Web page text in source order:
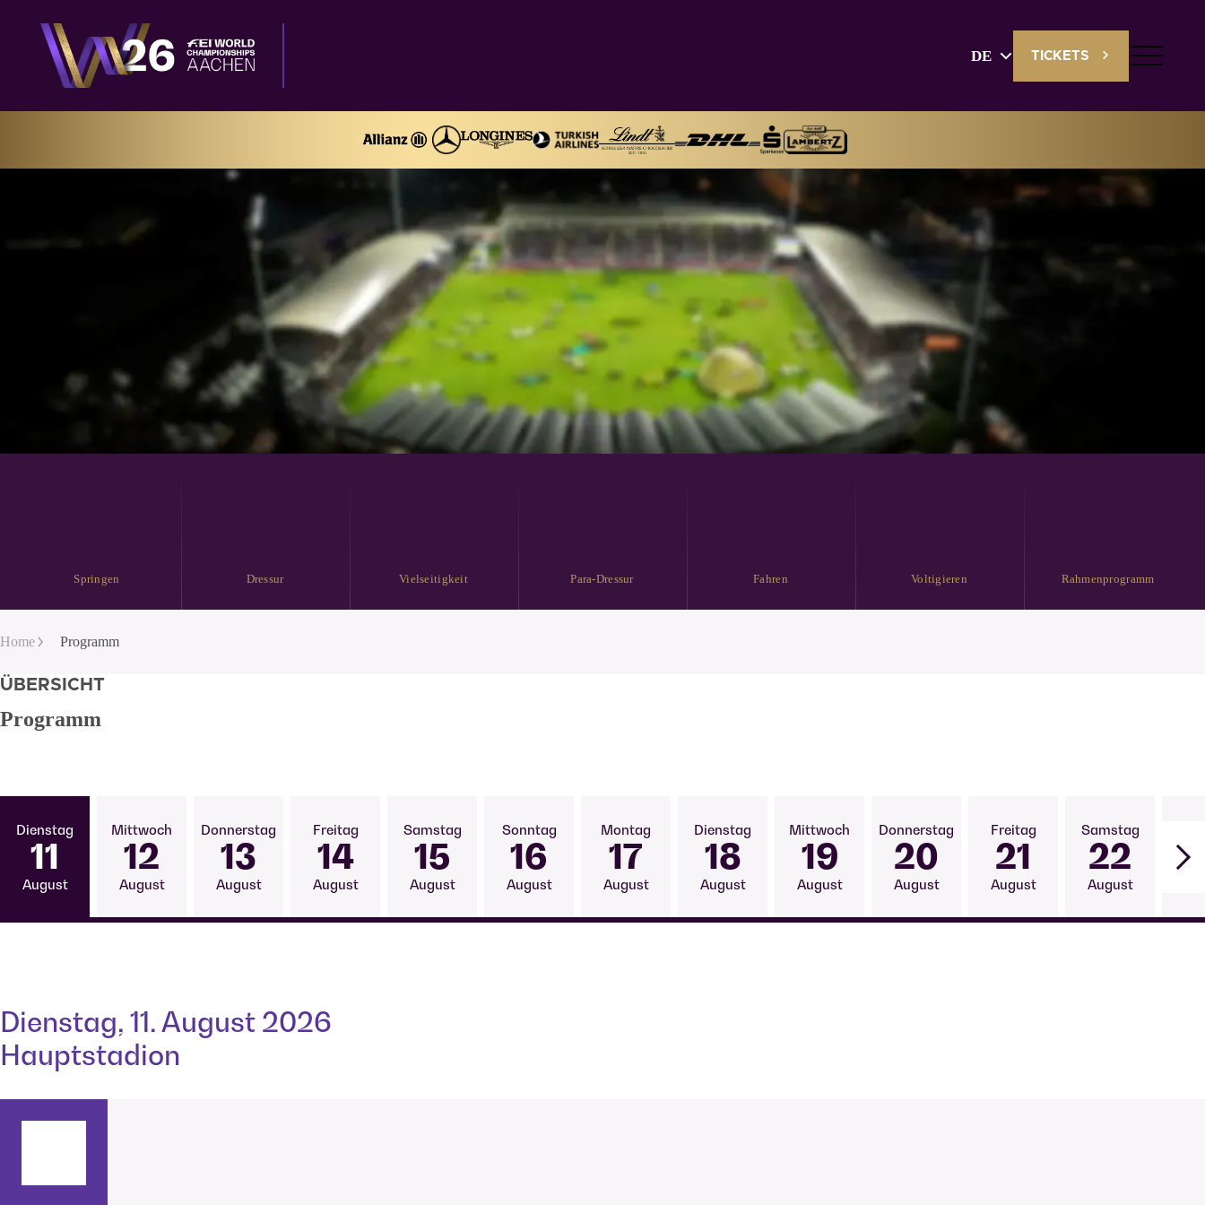
DE
Deutsch
TICKETS
Home Programm
Springen Dressur Vielseitigkeit Para-Dressur Fahren Voltigieren Rahmenprogramm
ÜBERSICHT
Programm
11
August
12
August
13
August
14
August
15
August
16
August
17
August
18
August
19
August
20
August
21
August
22
August
Dienstag, 11. August 2026
Hauptstadion